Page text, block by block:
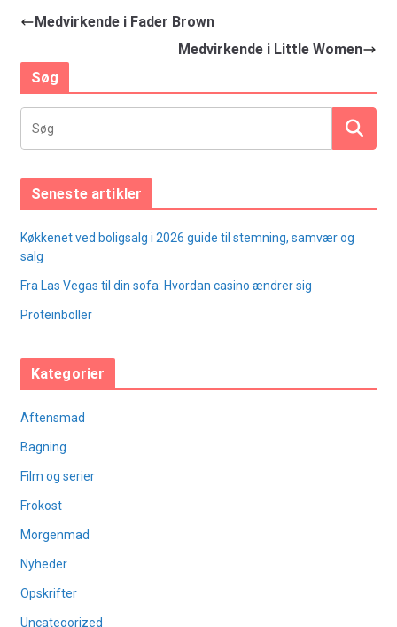
Medvirkende i Fader Brown
Medvirkende i Little Women
Søg
Seneste artikler
Køkkenet ved boligsalg i 2026 guide til stemning, samvær og
salg
Fra Las Vegas til din sofa: Hvordan casino ændrer sig
Proteinboller
Kategorier
Aftensmad
Bagning
Film og serier
Frokost
Morgenmad
Nyheder
Opskrifter
Uncategorized